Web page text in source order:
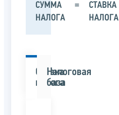
СУММА
НАЛОГА
=
СТАВКА
НАЛОГА
Ставка
налога
Налоговая
база